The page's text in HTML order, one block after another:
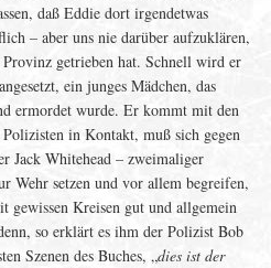
daß Eddie dort irgendetwas
– aber uns nie darüber aufzuklären,
getrieben hat. Schnell wird er
ein junges Mädchen, das
ermordet wurde. Er kommt mit den
in Kontakt, muß sich gegen
Jack Whitehead – zweimaliger
Wehr setzen und vor allem begreifen,
gewissen Kreisen gut und allgemein
so erklärt es ihm der Polizist Bob
Szenen des Buches, „dies ist der